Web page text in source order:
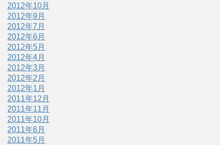
2012年10月
2012年9月
2012年7月
2012年6月
2012年5月
2012年4月
2012年3月
2012年2月
2012年1月
2011年12月
2011年11月
2011年10月
2011年6月
2011年5月